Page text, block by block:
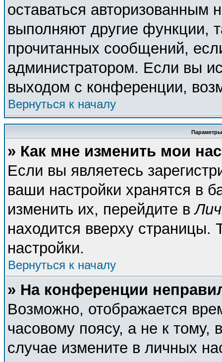
оставаться авторизованным
выполняют другие функции,
прочитанных сообщений,
администратором. Если вы
выходом с конференции,
Вернуться к началу
Параметры
» Как мне изменить мои
Если вы являетесь
ваши настройки хранятся в
изменить их, перейдите в
находится вверху
настройки.
Вернуться к началу
» На конференции
Возможно, отображается
часовому поясу, а не к тому,
случае измените в личных